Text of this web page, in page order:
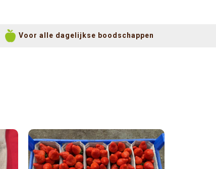
Voor alle dagelijkse boodschappen